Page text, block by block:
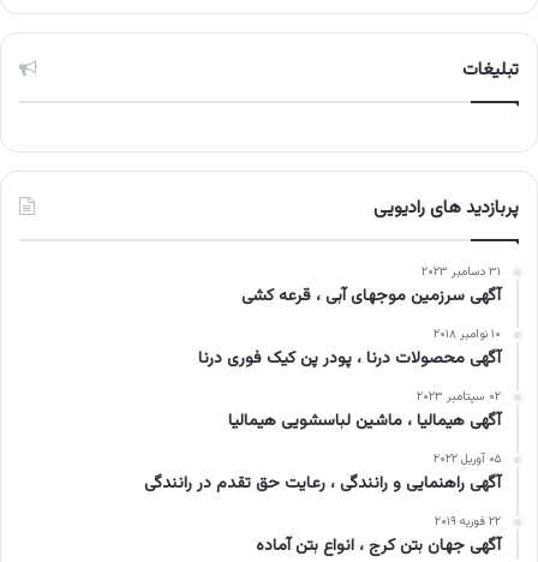
تبلیغات
پربازدید های رادیویی
۳۱ دسامبر ۲۰۲۳
آگهی سرزمین موجهای آبی ، قرعه کشی
۱۰ نوامبر ۲۰۱۸
آگهی محصولات درنا ، پودر پن کیک فوری درنا
۰۲ سپتامبر ۲۰۲۳
آگهی هیمالیا ، ماشین لباسشویی هیمالیا
۰۵ آوریل ۲۰۲۲
آگهی راهنمایی و رانندگی ، رعایت حق تقدم در رانندگی
۲۲ فوریه ۲۰۱۹
آگهی جهان بتن کرج ، انواع بتن آماده